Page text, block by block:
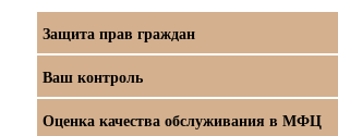
Защита прав граждан
Ваш контроль
Оценка качества обслуживания в МФЦ